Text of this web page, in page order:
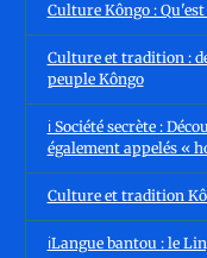
Culture Kôngo :
Culture et tradition :
peuple Kôngo
ℹ️ Société secrète :
également appelés «
Culture et tradition
ℹ️Langue bantou : le